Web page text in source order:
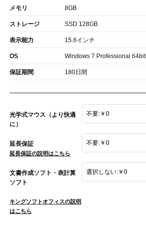
メモリ 8GB
ストレージ SSD 128GB
表示能力 15.6インチ
OS Windows 7 Professional 64bit
保証期間 180日間
光学式マウス（より快適
に）
延長保証
延長保証の説明はこちら
文書作成ソフト・表計算
ソフト
キングソフトオフィスの説明
はこちら